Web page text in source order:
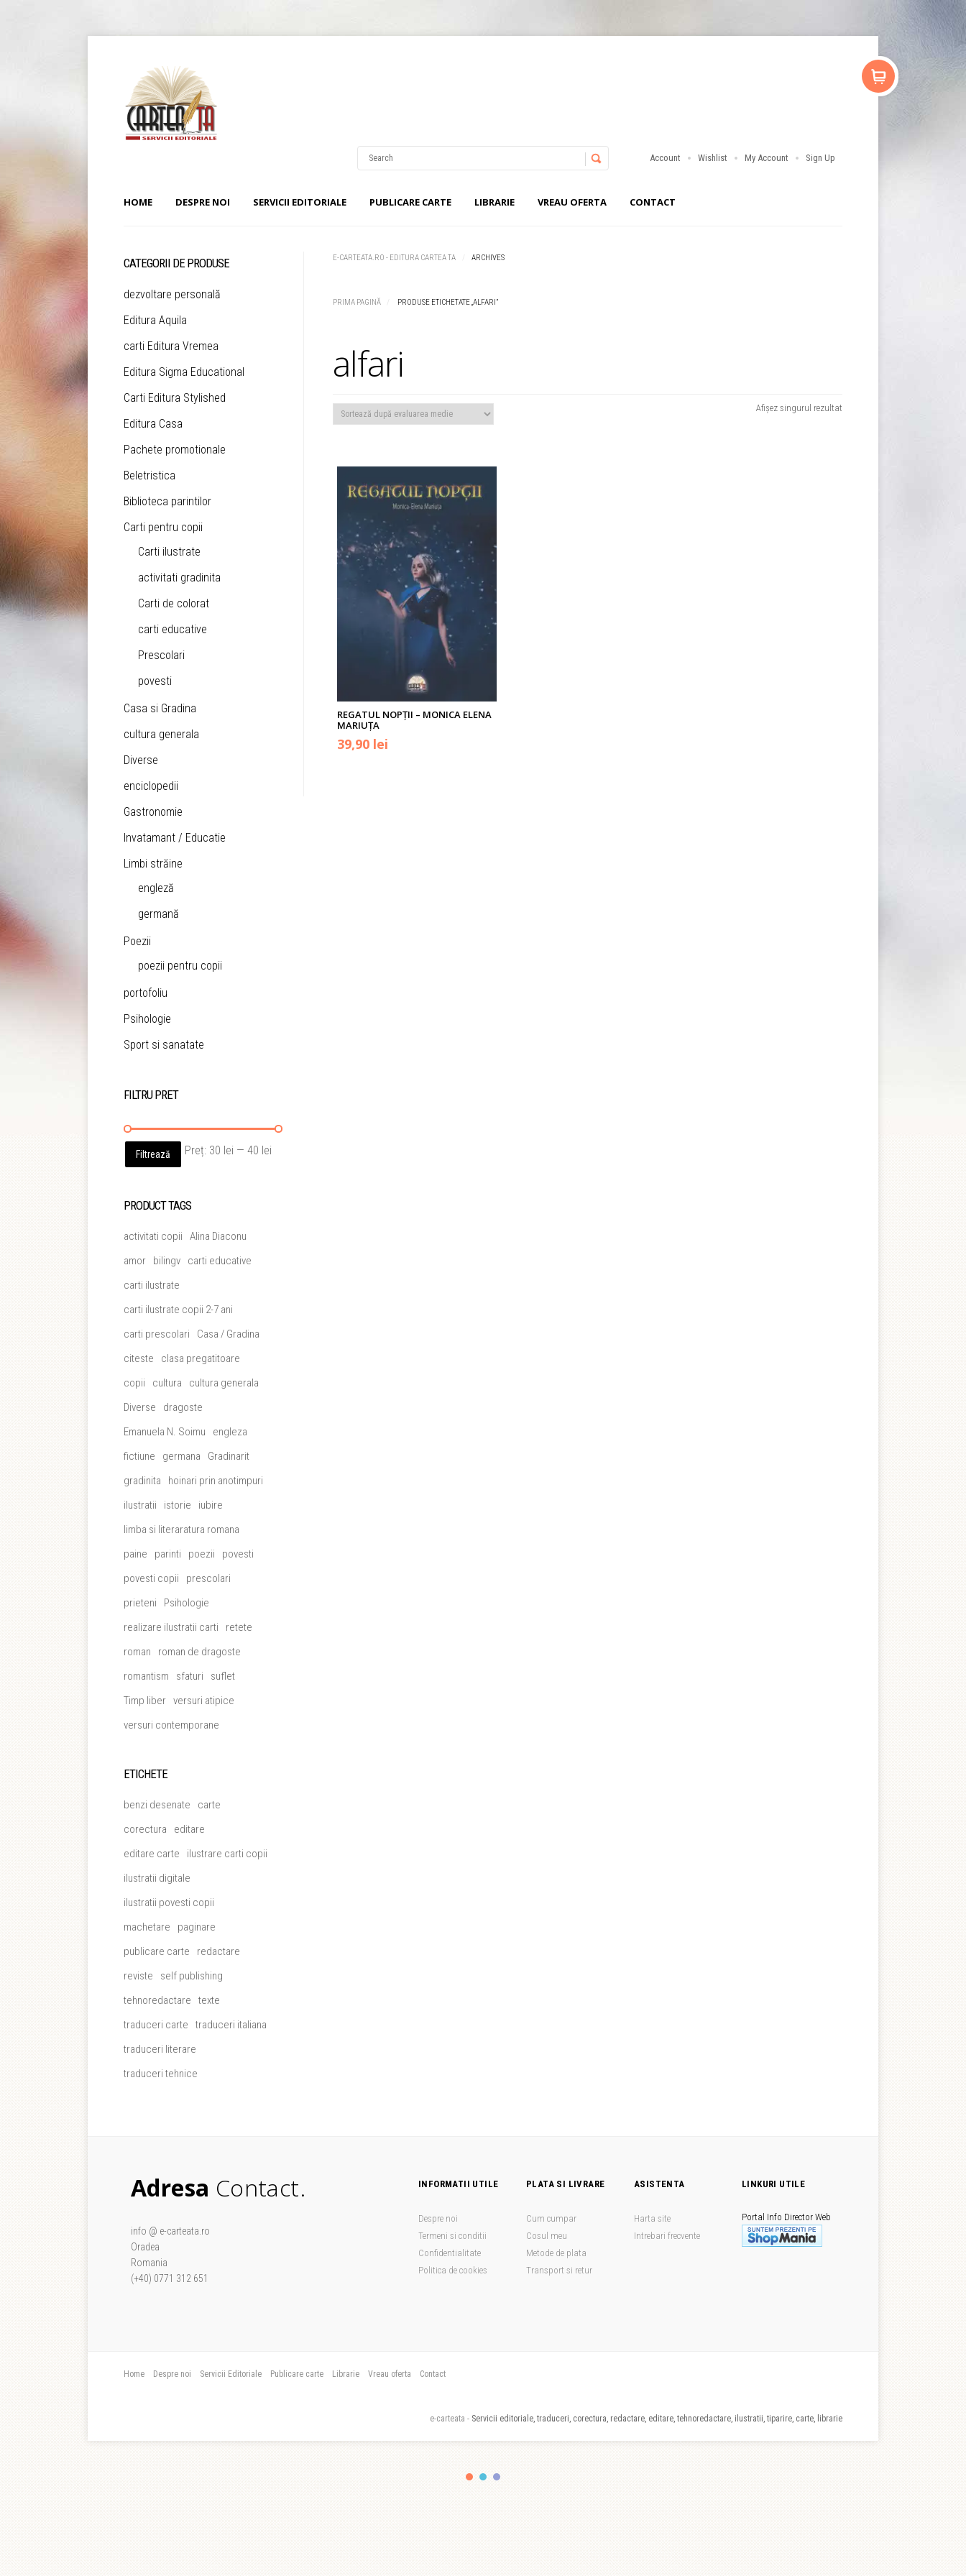
Account Wishlist My Account Sign Up
HOME DESPRE NOI SERVICII EDITORIALE PUBLICARE CARTE LIBRARIE VREAU OFERTA CONTACT
E-CARTEATA.RO - EDITURA CARTEA TA ARCHIVES
PRIMA PAGINĂ PRODUSE ETICHETATE „ALFARI”
alfari
Afișez singurul rezultat
REGATUL NOPȚII – MONICA ELENA
MARIUȚA
39,90 lei
CATEGORII DE PRODUSE
dezvoltare personală
Editura Aquila
carti Editura Vremea
Editura Sigma Educational
Carti Editura Stylished
Editura Casa
Pachete promotionale
Beletristica
Biblioteca parintilor
Carti pentru copii
Carti ilustrate
activitati gradinita
Carti de colorat
carti educative
Prescolari
povesti
Casa si Gradina
cultura generala
Diverse
enciclopedii
Gastronomie
Invatamant / Educatie
Limbi străine
engleză
germană
Poezii
poezii pentru copii
portofoliu
Psihologie
Sport si sanatate
FILTRU PRET
minim
maxim
Filtrează Preț: 30 lei — 40 lei
PRODUCT TAGS
activitati copii
Alina Diaconu
amor
bilingv
carti educative
carti ilustrate
carti ilustrate copii 2-7 ani
carti prescolari
Casa / Gradina
citeste
clasa pregatitoare
copii
cultura
cultura generala
Diverse
dragoste
Emanuela N. Soimu
engleza
fictiune
germana
Gradinarit
gradinita
hoinari prin anotimpuri
ilustratii
istorie
iubire
limba si literaratura romana
paine
parinti poezii
povesti
povesti copii
prescolari
prieteni
Psihologie
realizare ilustratii carti
retete
roman
roman de dragoste
romantism
sfaturi
suflet
Timp liber versuri atipice
versuri contemporane
ETICHETE
benzi desenate
carte
corectura
editare
editare carte
ilustrare carti copii
ilustratii digitale
ilustratii povesti copii
machetare
paginare
publicare carte
redactare
reviste
self publishing
tehnoredactare
texte
traduceri carte
traduceri italiana
traduceri literare
traduceri tehnice
Adresa Contact.
info @ e-carteata.ro
Oradea
Romania
(+40) 0771 312 651
INFORMATII UTILE
Despre noi
Termeni si conditii
Confidentialitate
Politica de cookies
PLATA SI LIVRARE
Cum cumpar
Cosul meu
Metode de plata
Transport si retur
ASISTENTA
Harta site
Intrebari frecvente
LINKURI UTILE
Portal Info Director Web
Home Despre noi Servicii Editoriale Publicare carte Librarie Vreau oferta Contact
e-carteata - Servicii editoriale, traduceri, corectura, redactare, editare, tehnoredactare, ilustratii, tiparire, carte, librarie
Password
Remember Me